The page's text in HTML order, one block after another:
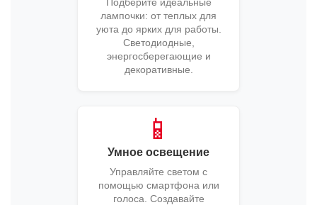
лампочки: от теплых для
уюта до ярких для работы.
Светодиодные,
энергосберегающие и
декоративные.
📱
Умное освещение
Управляйте светом с
помощью смартфона или
голоса. Создавайте